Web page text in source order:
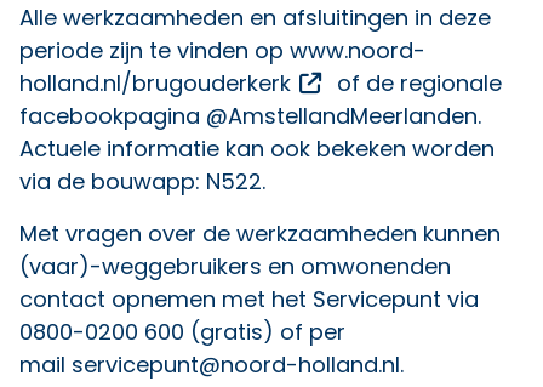
Alle werkzaamheden en afsluitingen in deze
periode zijn te vinden op www.noord-
holland.nl/brugouderkerk
Opent een externe
of de regionale
facebookpagina @AmstellandMeerlanden.
Actuele informatie kan ook bekeken worden
via de bouwapp: N522.
Met vragen over de werkzaamheden kunnen
(vaar)-weggebruikers en omwonenden
contact opnemen met het Servicepunt via
0800-0200 600 (gratis) of per
mail servicepunt@noord-holland.nl.